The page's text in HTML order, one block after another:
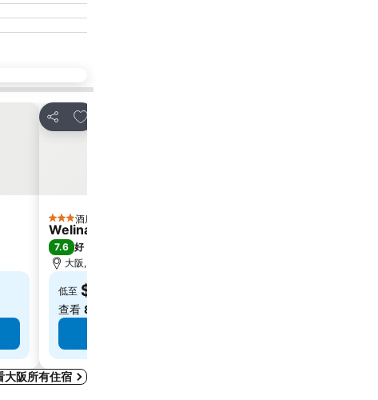
分享
放到收藏夾
3 星級酒店
Welina Hotel Premier Nakanoshima West
7.6 好
大阪, 距離市中心 0.8 公里
低至 $290
查看 8 個網站
大阪所有住宿